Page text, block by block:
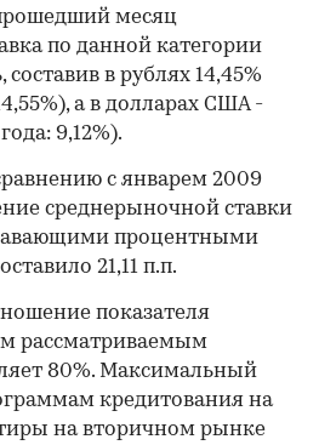
месяц
по данной категории
в рублях 14,45%
а в долларах США -
9,12%).
с январем 2009
среднерыночной ставки
процентными
21,11 п.п.
показателя
рассматриваемым
80%. Максимальный
кредитования на
на вторичном рынке